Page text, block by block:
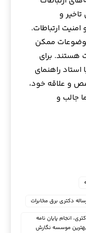
و
ارتباطات.
ممکن
هستند. برای
راهنمای
و علاقه خود،
جالب و
دکتری برق مخابرات
انجام پایان نامه
موسسه نگارش